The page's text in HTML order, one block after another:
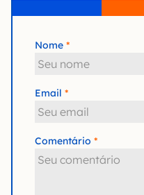
Nome
Email
Comentário